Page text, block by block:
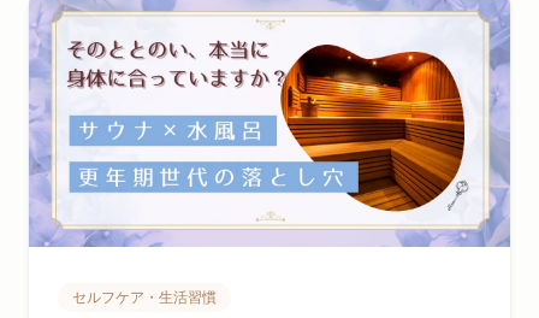
セルフケア・生活習慣